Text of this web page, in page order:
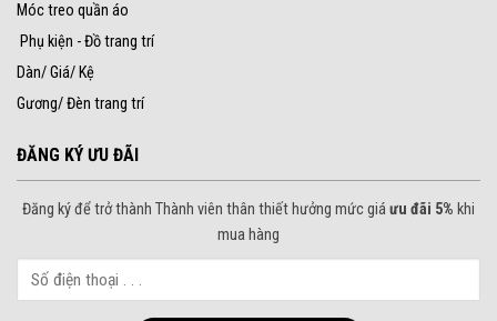
Móc treo quần áo
Phụ kiện - Đồ trang trí
Dàn/ Giá/ Kệ
Gương/ Đèn trang trí
ĐĂNG KÝ ƯU ĐÃI
Đăng ký để trở thành Thành viên thân thiết hưởng mức giáưu đãi 5% khi
mua hàng